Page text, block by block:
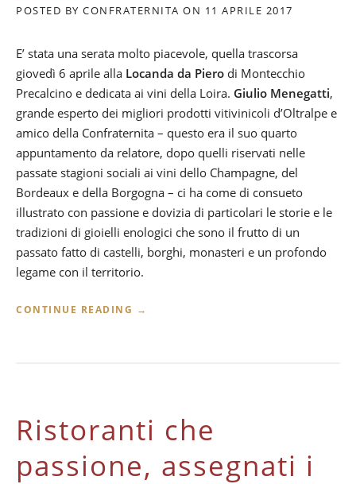
POSTED BY CONFRATERNITA ON 11 APRILE 2017
E’ stata una serata molto piacevole, quella trascorsa
giovedì 6 aprile alla Locanda da Piero di Montecchio
Precalcino e dedicata ai vini della Loira. Giulio Menegatti,
grande esperto dei migliori prodotti vitivinicoli d’Oltralpe e
amico della Confraternita – questo era il suo quarto
appuntamento da relatore, dopo quelli riservati nelle
passate stagioni sociali ai vini dello Champagne, del
Bordeaux e della Borgogna – ci ha come di consueto
illustrato con passione e dovizia di particolari le storie e le
tradizioni di gioielli enologici che sono il frutto di un
passato fatto di castelli, borghi, monasteri e un profondo
legame con il territorio.
CONTINUE READING “
O
I
I
→
Ristoranti che
passione, assegnati i